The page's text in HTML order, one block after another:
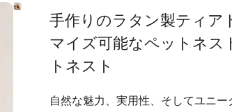
手作りのラタン製ティア
マイズ可能なペットネ
トネスト
自然な魅力、実用性、そしてユニ